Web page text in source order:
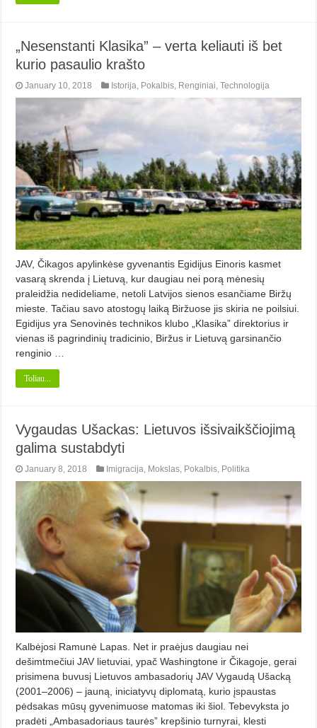
„Nesenstanti Klasika” – verta keliauti iš bet
kurio pasaulio krašto
January 10, 2018 Istorija, Pokalbis, Renginiai,Technologija
JAV, Čikagos apylinkėse gyvenantis Egidijus Einoris kasmet
vasarą skrenda į Lietuvą, kur daugiau nei porą mėnesių
praleidžia nedideliame, netoli Latvijos sienos esančiame Biržų
mieste. Tačiau savo atostogų laiką Biržuose jis skiria ne poilsiui.
Egidijus yra Senovinės technikos klubo „Klasika” direktorius ir
vienas iš pagrindinių tradicinio, Biržus ir Lietuvą garsinančio
renginio …
Toliau...
Vygaudas Ušackas: Lietuvos išsivaikščiojimą
galima sustabdyti
January 8, 2018 Imigracija Mokslas Pokalbis Politika
Kalbėjosi Ramunė Lapas. Net ir praėjus daugiau nei
dešimtmečiui JAV lietuviai, ypač Washingtone ir Čikagoje, gerai
prisimena buvusį Lietuvos ambasadorių JAV Vygaudą Ušacką
(2001–2006) – jauną, iniciatyvų diplomatą, kurio įspaustas
pėdsakas mūsų gyvenimuose matomas iki šiol. Tebevyksta jo
pradėti „Ambasadoriaus taurės” krepšinio turnyrai, klesti